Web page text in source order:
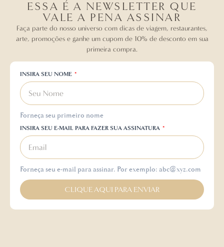
ESSA É A NEWSLETTER QUE
VALE A PENA ASSINAR
Faça parte do nosso universo com dicas de viagem, restaurantes,
arte, promoções e ganhe um cupom de 10% de desconto em sua
primeira compra.
INSIRA SEU NOME
Forneça seu primeiro nome
INSIRA SEU E-MAIL PARA FAZER SUA ASSINATURA
Forneça seu e-mail para assinar. Por exemplo: abc@xyz.com
CLIQUE AQUI PARA ENVIAR